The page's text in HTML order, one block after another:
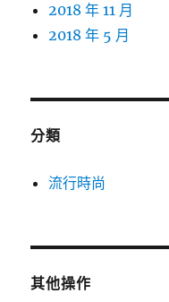
2018 年 11 月
2018 年 5 月
分類
流行時尚
其他操作